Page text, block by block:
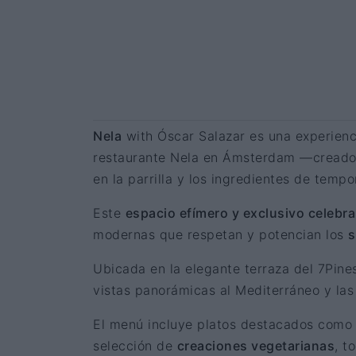
Nela with Óscar Salazar es una
restaurante Nela en Ámsterdam
en la parrilla y los ingredientes de
Este espacio efímero y exclusivo
modernas que respetan y potencian los
Ubicada en la elegante terraza del
vistas panorámicas al Mediterráneo y
El menú incluye platos destacados como
selección de creaciones vegetarianas,